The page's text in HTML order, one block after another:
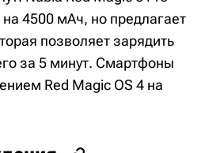
4500 мАч, но предлагает
позволяет зарядить
за 5 минут. Смартфоны
Red Magic OS 4 на